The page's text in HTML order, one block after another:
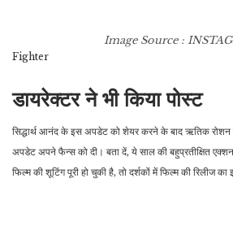
Image Source :
Fighter
डायरेक्टर ने भी किया पोस्ट
सिद्धार्थ आनंद के इस अपडेट को शेयर करने के बाद ऋतिक रोशन
अपडेट अपने फैन्स को दी। बता दें, ये साल की बहुप्रतीक्षित
फिल्म की शूटिंग पूरी हो चुकी है, तो दर्शकों में फिल्म की रिलीज का